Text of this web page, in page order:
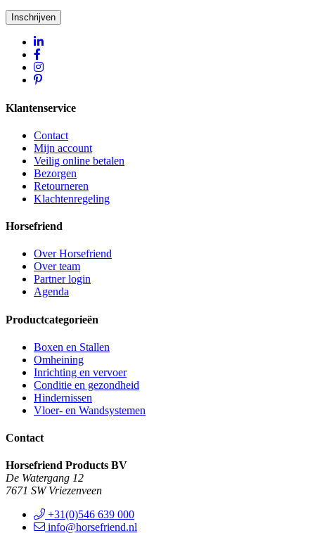
Inschrijven
Klantenservice
Contact
Mijn account
Veilig online betalen
Bezorgen
Retourneren
Klachtenregeling
Horsefriend
Over Horsefriend
Over team
Partner login
Agenda
Productcategorieën
Boxen en Stallen
Omheining
Inrichting en vervoer
Conditie en gezondheid
Hindernissen
Vloer- en Wandsystemen
Contact
Horsefriend Products BV
De Watergang 12
7671 SW Vriezenveen
+31(0)546 639 000
info@horsefriend.nl